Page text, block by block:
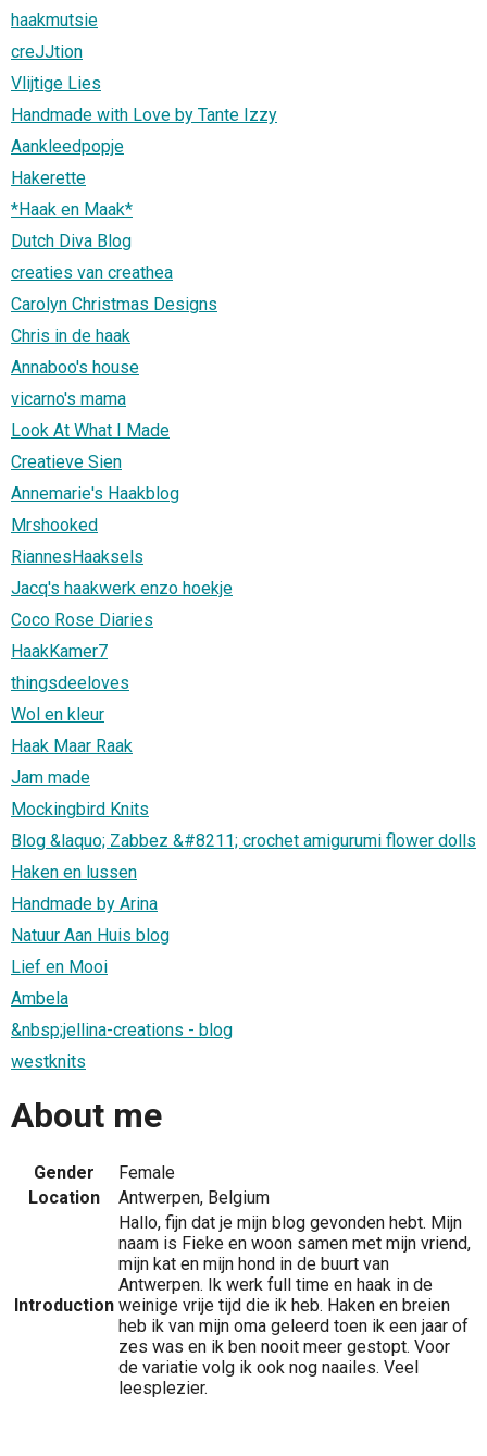
haakmutsie
creJJtion
Vlijtige Lies
Handmade with Love by Tante Izzy
Aankleedpopje
Hakerette
*Haak en Maak*
Dutch Diva Blog
creaties van creathea
Carolyn Christmas Designs
Chris in de haak
Annaboo's house
vicarno's mama
Look At What I Made
Creatieve Sien
Annemarie's Haakblog
Mrshooked
RiannesHaaksels
Jacq's haakwerk enzo hoekje
Coco Rose Diaries
HaakKamer7
thingsdeeloves
Wol en kleur
Haak Maar Raak
Jam made
Mockingbird Knits
Blog &laquo; Zabbez &#8211; crochet amigurumi flower dolls
Haken en lussen
Handmade by Arina
Natuur Aan Huis blog
Lief en Mooi
Ambela
&nbsp;jellina-creations - blog
westknits
About me
Gender
Female
Location
Antwerpen, Belgium
Introduction
Hallo, fijn dat je mijn blog gevonden hebt. Mijn
naam is Fieke en woon samen met mijn vriend,
mijn kat en mijn hond in de buurt van
Antwerpen. Ik werk full time en haak in de
weinige vrije tijd die ik heb. Haken en breien
heb ik van mijn oma geleerd toen ik een jaar of
zes was en ik ben nooit meer gestopt. Voor
de variatie volg ik ook nog naailes. Veel
leesplezier.